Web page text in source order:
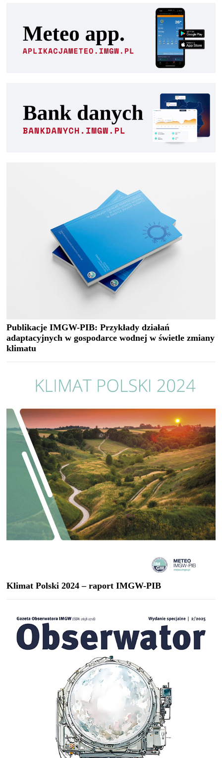
Publikacje IMGW-PIB: Przykłady działań
adaptacyjnych w gospodarce wodnej w świetle zmiany
klimatu
Klimat Polski 2024 – raport IMGW-PIB